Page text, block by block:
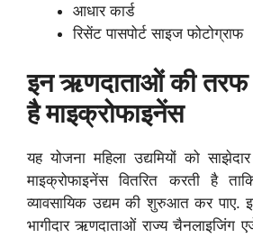
आधार कार्ड
रिसेंट पासपोर्ट साइज फोटोग्राफ
इन ऋणदाताओं की तरफ
है माइक्रोफाइनेंस
यह योजना महिला उद्यमियों को
माइक्रोफाइनेंस वितरित करती है
व्यावसायिक उद्यम की शुरुआत कर पाए.
भागीदार ऋणदाताओंराज्य चैनलाइजिंग